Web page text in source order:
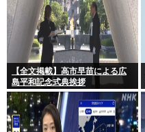
【全文掲載】高市早苗による広
島平和記念式典挨拶